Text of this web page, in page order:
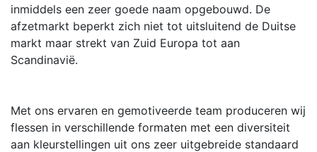
inmiddels een zeer goede naam opgebouwd. De
afzetmarkt beperkt zich niet tot uitsluitend de Duitse
markt maar strekt van Zuid Europa tot aan
Scandinavië.
Met ons ervaren en gemotiveerde team produceren wij
flessen in verschillende formaten met een diversiteit
aan kleurstellingen uit ons zeer uitgebreide standaard